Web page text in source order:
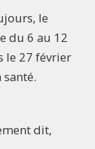
le
du 6 au 12
le 27 février
dit,